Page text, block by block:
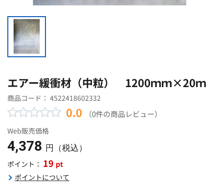
エアー緩衝材（中粒） 1200ｍｍ×20ｍ
商品コード： 4522418602332
0.0 （0件の商品レビュー）
Web販売価格
4,378 円（税込）
ポイント： 19 pt
ポイントについて